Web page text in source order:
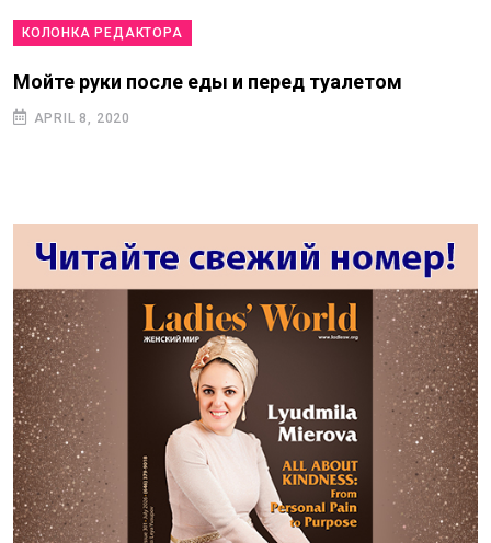
КОЛОНКА РЕДАКТОРА
Мойте руки после еды и перед туалетом
APRIL 8, 2020